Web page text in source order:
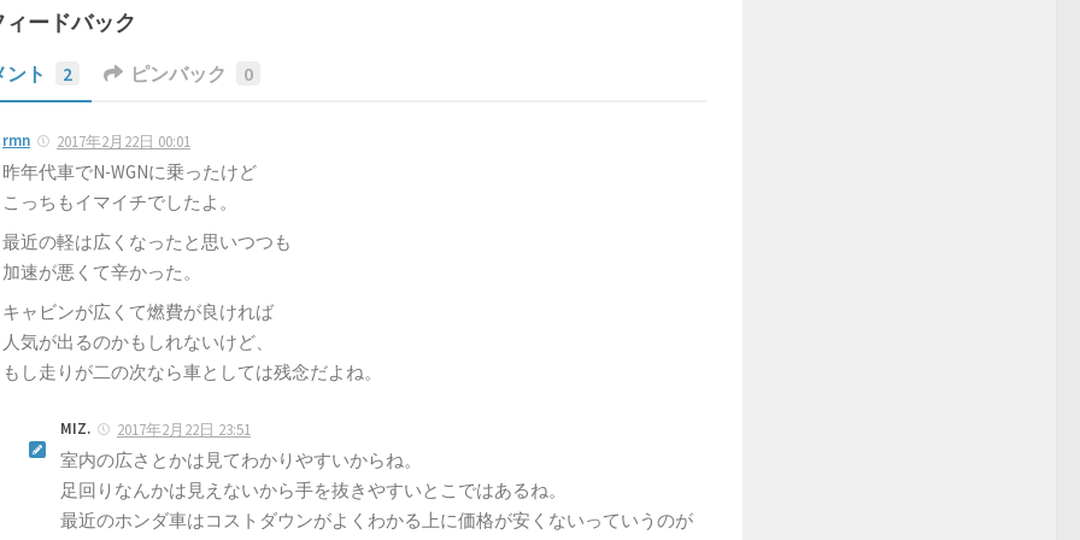
ィードバック
ント 2 ピンバック 0
rmn 2017年2月22日 00:01
昨年代車でN-WGNに乗ったけど
こっちもイマイチでしたよ。
最近の軽は広くなったと思いつつも
加速が悪くて辛かった。
キャビンが広くて燃費が良ければ
人気が出るのかもしれないけど、
もし走りが二の次なら車としては残念だよね。
MIZ. 2017年2月22日 23:51
室内の広さとかは見てわかりやすいからね。
足回りなんかは見えないから手を抜きやすいとこではあるね。
最近のホンダ車はコストダウンがよくわかる上に価格が安くないっていうのが